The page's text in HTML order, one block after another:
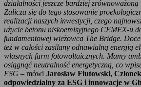
działalności jeszcze bardziej
Zalicza się do tego stosowanie
realizacji naszych inwestycji, czego
użycie betonu niskoemisyjnego CEMEX-u
fundamentowej wieżowca The Bridge.
też w całości zasilany odnawialną energią
własnych farm fotowoltaicznych. Mamy
osiągnąć neutralność energetyczną, co
ESG – mówi Jarosław Fiutowski,
odpowiedzialny za ESG i innowacje w